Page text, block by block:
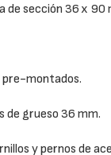
de sección 36 x 90
pre-montados.
de grueso 36 mm.
y pernos de